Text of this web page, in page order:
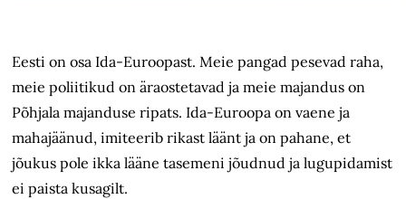
Eesti on osa Ida-Euroopast. Meie pangad pesevad raha,
meie poliitikud on äraostetavad ja meie majandus on
Põhjala majanduse ripats. Ida-Euroopa on vaene ja
mahajäänud, imiteerib rikast läänt ja on pahane, et
jõukus pole ikka lääne tasemeni jõudnud ja lugupidamist
ei paista kusagilt.